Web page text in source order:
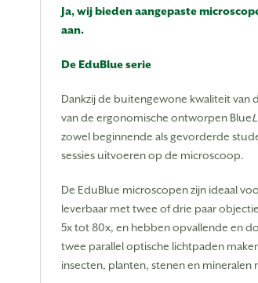
Ja, wij bieden aangepaste
aan.
De EduBlue serie
Dankzij de buitengewone kwaliteit
van de ergonomische ontworpen Blue
zowel beginnende als gevorderde
sessies uitvoeren op de microscoop.
De EduBlue microscopen zijn ideaal
leverbaar met twee of drie paar
5x tot 80x, en hebben opvallende en
twee parallel optische lichtpaden
insecten, planten, stenen en mineralen